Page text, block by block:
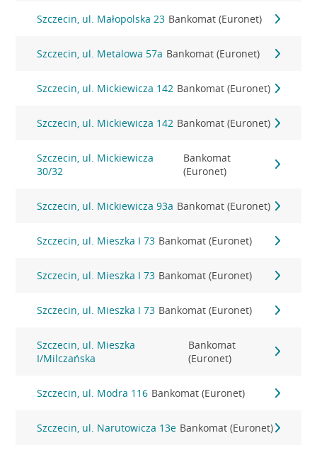
Szczecin, ul. Małopolska 23 Bankomat (Euronet)
Szczecin, ul. Metalowa 57a Bankomat (Euronet)
Szczecin, ul. Mickiewicza 142 Bankomat (Euronet)
Szczecin, ul. Mickiewicza 142 Bankomat (Euronet)
Szczecin, ul. Mickiewicza
30/32
Bankomat
(Euronet)
Szczecin, ul. Mickiewicza 93a Bankomat (Euronet)
Szczecin, ul. Mieszka I 73 Bankomat (Euronet)
Szczecin, ul. Mieszka I 73 Bankomat (Euronet)
Szczecin, ul. Mieszka I 73 Bankomat (Euronet)
Szczecin, ul. Mieszka
I/Milczańska
Bankomat
(Euronet)
Szczecin, ul. Modra 116 Bankomat (Euronet)
Szczecin, ul. Narutowicza 13e Bankomat (Euronet)